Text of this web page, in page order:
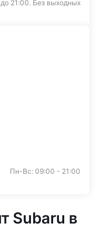
21:00. Без выходных
Пн-Вс: 09:00 - 21:00
Subaru в